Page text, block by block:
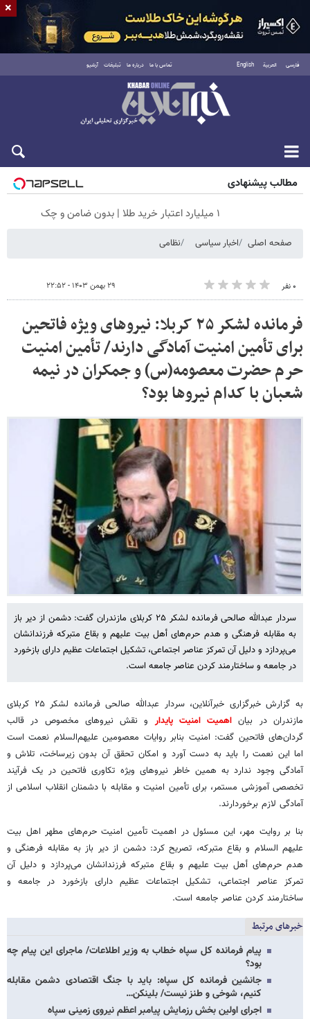
فارسی العربية English تماس با ما درباره ما تبلیغات آرشیو
جمعه ۱۶ مرداد ۱۴۰۵
مطالب پیشنهادی
۱ میلیارد اعتبار خرید طلا | بدون ضامن و چک
صفحه اصلی اخبار سیاسی نظامی
۰ نفر ۲۹ بهمن ۱۴۰۳ - ۲۲:۵۲
فرمانده لشکر ۲۵ کربلا: نیروهای ویژه فاتحین
برای تأمین امنیت آمادگی دارند/ تأمین امنیت
حرم حضرت معصومه(س) و جمکران در نیمه
شعبان با کدام نیروها بود؟
سردار عبدالله صالحی فرمانده لشکر ۲۵ کربلای مازندران گفت: دشمن از دیر باز
به مقابله فرهنگی و هدم حرم‌های أهل بیت علیهم و بقاع متبرکه فرزندانشان
می‌پردازد و دلیل آن تمرکز عناصر اجتماعی، تشکیل اجتماعات عظیم دارای بازخورد
در جامعه و ساختارمند کردن عناصر جامعه است.
به گزارش خبرگزاری خبرآنلاین، سردار عبدالله صالحی فرمانده لشکر ۲۵ کربلای
مازندران در بیان اهمیت امنیت پایدار و نقش نیروهای مخصوص در قالب
گردان‌های فاتحین گفت: امنیت بنابر روایات معصومین علیهم‌السلام نعمت است
اما این نعمت را باید به دست آورد و امکان تحقق آن بدون زیرساخت، تلاش و
آمادگی وجود ندارد به همین خاطر نیروهای ویژه تکاوری فاتحین در یک فرآیند
تخصصی آموزشی مستمر، برای تأمین امنیت و مقابله با دشمنان انقلاب اسلامی از
آمادگی لازم برخوردارند.
بنا بر روایت مهر، این مسئول در اهمیت تأمین امنیت حرم‌های مطهر اهل بیت
علیهم السلام و بقاع متبرکه، تصریح کرد: دشمن از دیر باز به مقابله فرهنگی و
هدم حرم‌های أهل بیت علیهم و بقاع متبرکه فرزندانشان می‌پردازد و دلیل آن
تمرکز عناصر اجتماعی، تشکیل اجتماعات عظیم دارای بازخورد در جامعه و
ساختارمند کردن عناصر جامعه است.
خبرهای مرتبط
پیام فرمانده کل سپاه خطاب به وزیر اطلاعات/ ماجرای این پیام چه
بود؟
جانشین فرمانده کل سپاه: باید با جنگ اقتصادی دشمن مقابله
کنیم، شوخی و طنز نیست/ بلینکن…
اجرای اولین بخش رزمایش پیامبر اعظم نیروی زمینی سپاه
×